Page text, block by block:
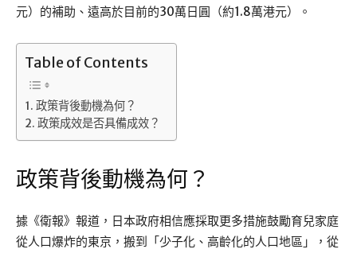
元）的補助、遠高於目前的30萬日圓（約1.8萬港元）。
Table of Contents
政策背後動機為何？
政策成效是否具備成效？
政策背後動機為何？
據《衛報》報道，日本政府相信應採取更多措施鼓勵育兒家庭
從人口爆炸的東京，搬到「少子化、高齡化的人口地區」，從